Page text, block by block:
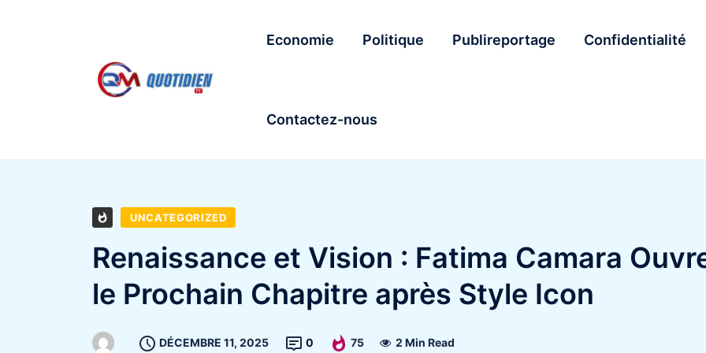
Economie Politique Publireportage Confidentialité
Contactez-nous
UNCATEGORIZED
Renaissance et Vision : Fatima Camara
le Prochain Chapitre après Style Icon
DÉCEMBRE 11, 2025 0 75 2 Min Read